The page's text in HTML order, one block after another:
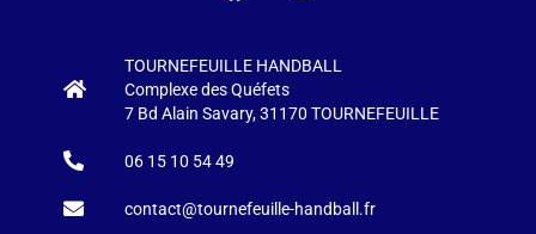
TOURNEFEUILLE HANDBALL
Complexe des Quéfets
7 Bd Alain Savary, 31170 TOURNEFEUILLE
06 15 10 54 49
contact@tournefeuille-handball.fr